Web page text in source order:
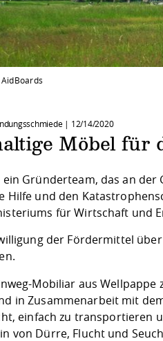
| 12/14/2020
Möbel für
ein Gründerteam, das an
Hilfe und den
für Wirtschaft und
der Fördermittel
Mobiliar aus
in Zusammenarbeit mit
einfach zu transportieren
von Dürre, Flucht und